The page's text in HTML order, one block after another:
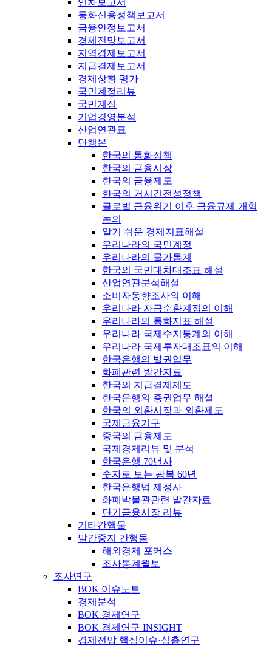
연차보고서
통화신용정책보고서
금융안정보고서
경제전망보고서
지역경제보고서
지급결제보고서
경제상황 평가
국민계정리뷰
국민계정
기업경영분석
산업연관표
단행본
한국의 통화정책
한국의 금융시장
한국의 금융제도
한국의 거시건전성정책
글로벌 금융위기 이후 금융규제 개혁
논의
알기 쉬운 경제지표해설
우리나라의 국민계정
우리나라의 물가통계
한국의 국민대차대조표 해설
산업연관분석해설
소비자동향조사의 이해
우리나라 자금순환계정의 이해
우리나라의 통화지표 해설
우리나라 국제수지통계의 이해
우리나라 국제투자대조표의 이해
한국은행의 발권업무
화폐관련 발간자료
한국의 지급결제제도
한국은행의 증권업무 해설
한국의 외환시장과 외환제도
국제금융기구
중국의 금융제도
국제경제리뷰 및 분석
한국은행 70년사
숫자로 보는 광복 60년
한국은행법 제정사
화폐박물관관련 발간자료
단기금융시장 리뷰
기타간행물
발간중지 간행물
해외경제 포커스
조사통계월보
조사연구
BOK 이슈노트
경제분석
BOK 경제연구
BOK 경제연구 INSIGHT
경제전망 핵심이슈·심층연구